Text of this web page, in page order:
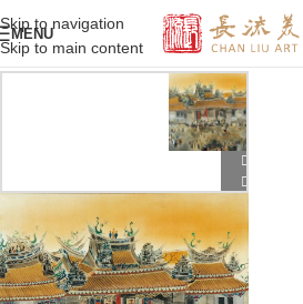
Skip to navigation
Skip to main content
MENU